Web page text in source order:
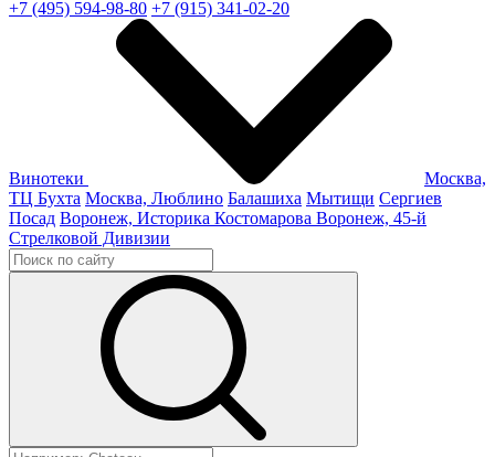
+7 (495) 594-98-80 +7 (915) 341-02-20
Винотеки
Москва,
ТЦ Бухта Москва, Люблино Балашиха Мытищи Сергиев
Посад Воронеж, Историка Костомарова Воронеж, 45-й
Стрелковой Дивизии